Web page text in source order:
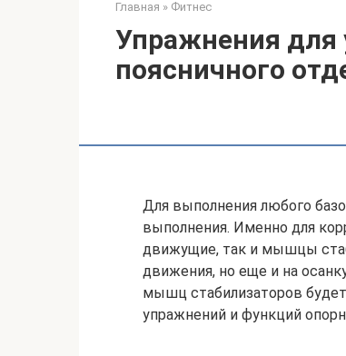
Главная » Фитнес
Упражнения
поясничного
Для выполнения любого
выполнения. Именно для
движущие, так и мышцы
движения, но еще и на
мышц стабилизаторов
упражнений и функций